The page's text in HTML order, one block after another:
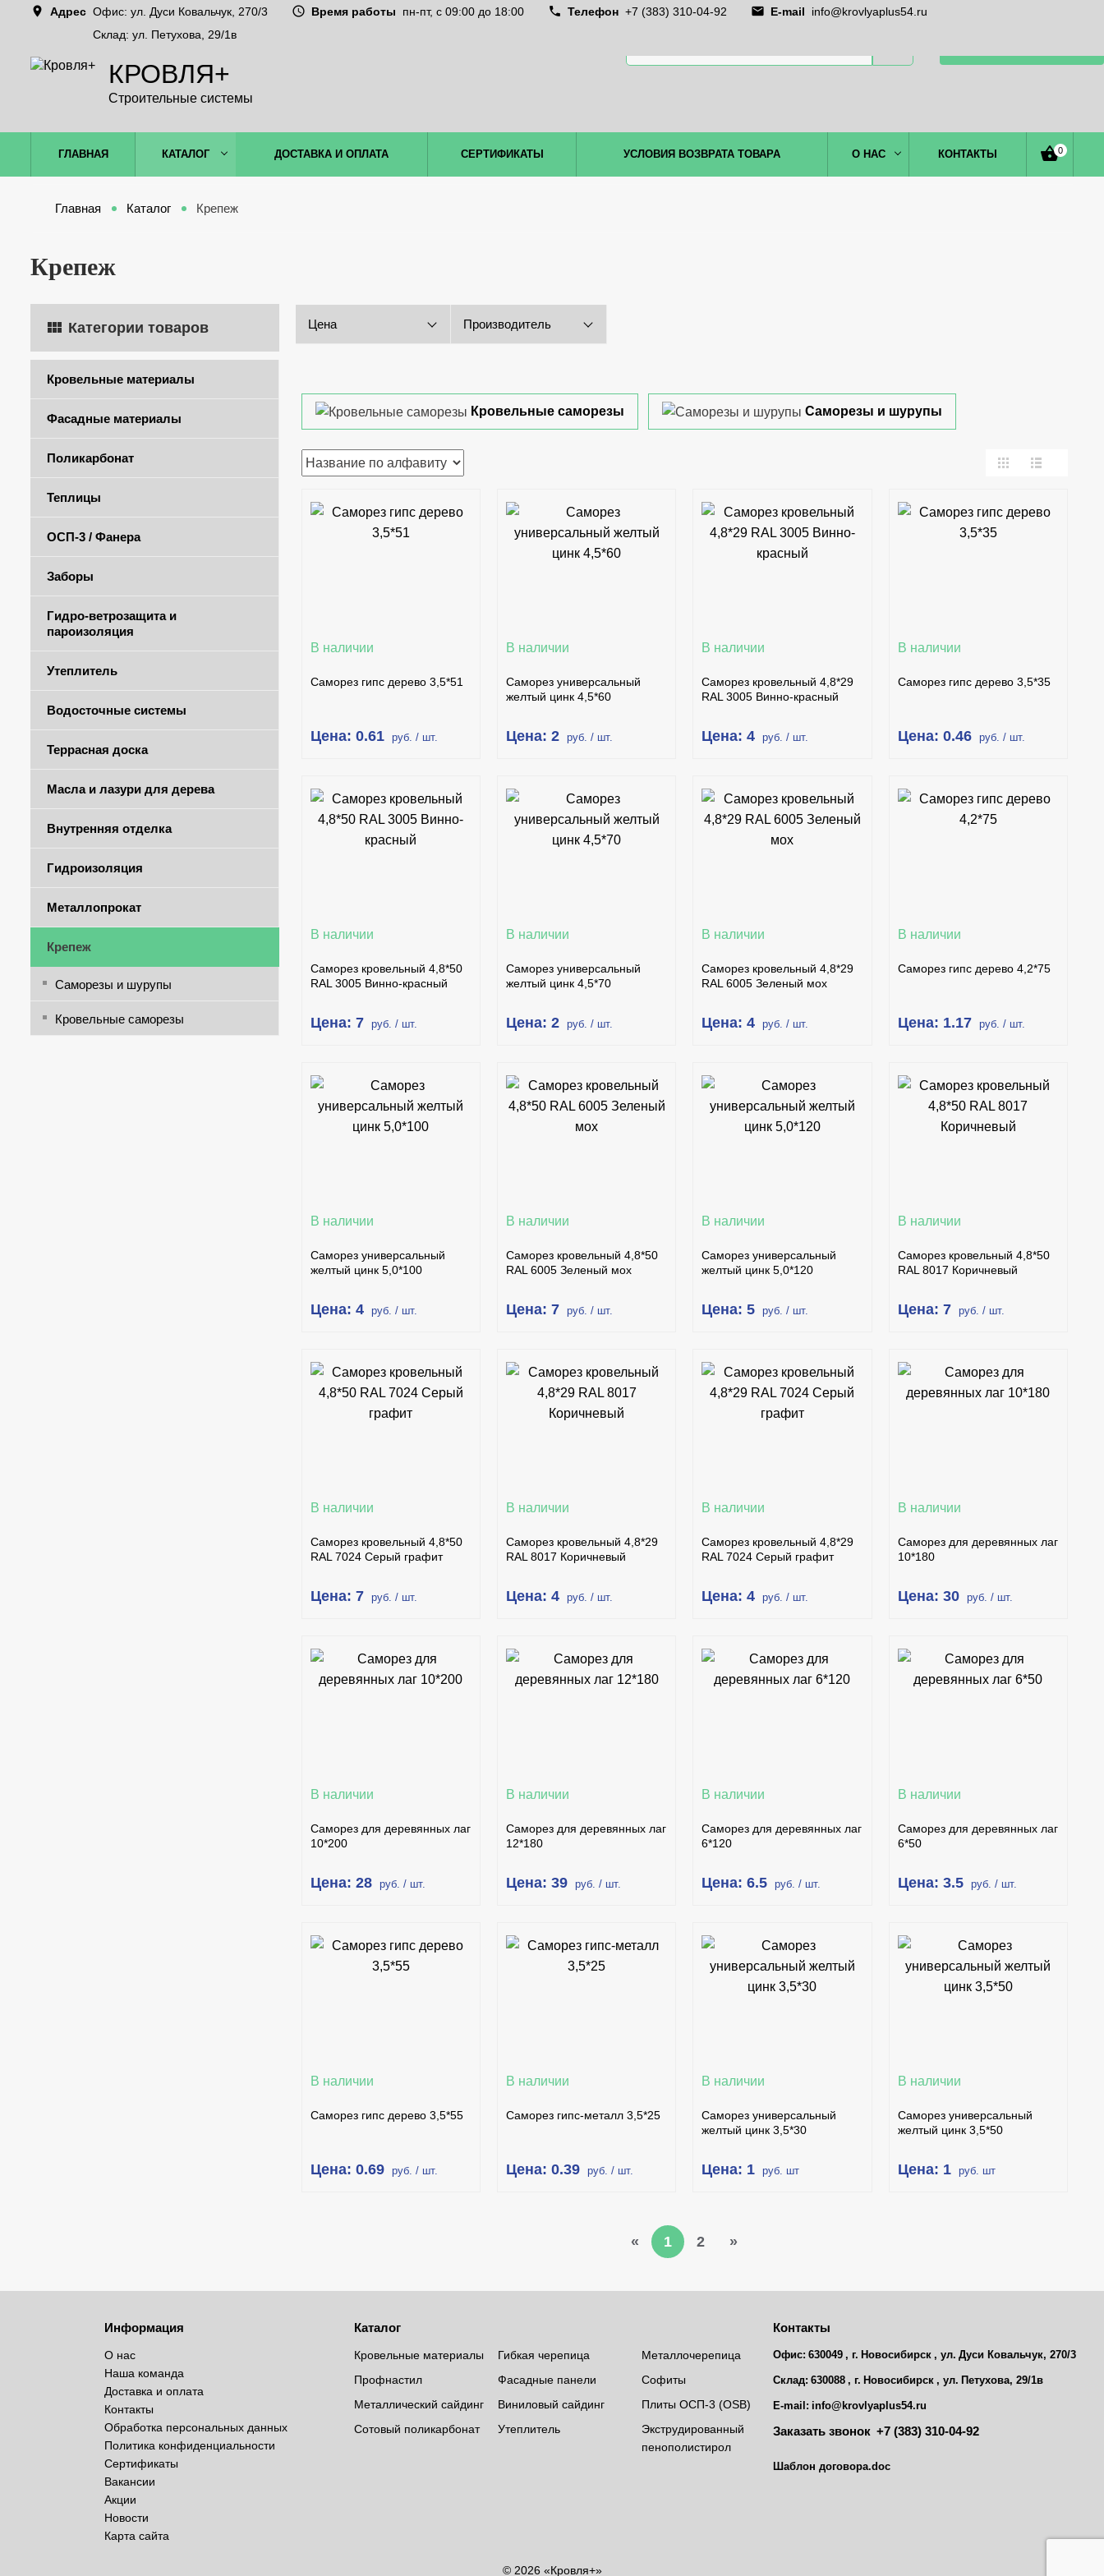
Адрес Офис: ул. Дуси Ковальчук, 270/3
Склад: ул. Петухова, 29/1в
Время работы пн-пт, c 09:00 до 18:00 Телефон +7 (383) 310-04-92 E-mail info@krovlyaplus54.ru
КРОВЛЯ+
Строительные системы
ГЛАВНАЯ КАТАЛОГ ДОСТАВКА И ОПЛАТА СЕРТИФИКАТЫ УСЛОВИЯ ВОЗВРАТА ТОВАРА О НАС КОНТАКТЫ 0
Главная Каталог Крепеж
Крепеж
Категории товаров
Кровельные материалы
Фасадные материалы
Поликарбонат
Теплицы
ОСП-3 / Фанера
Заборы
Гидро-ветрозащита и
пароизоляция
Утеплитель
Водосточные системы
Террасная доска
Масла и лазури для дерева
Внутренняя отделка
Гидроизоляция
Металлопрокат
Крепеж
Саморезы и шурупы
Кровельные саморезы
Цена Производитель
Кровельные саморезы Саморезы и шурупы
В КОРЗИНУ
В наличии
Саморез гипс дерево 3,5*51
Цена: 0.61 руб. / шт.
В КОРЗИНУ
КУПИТЬ В 1 КЛИК
В наличии
Саморез универсальный
желтый цинк 4,5*60
Цена: 2 руб. / шт.
В КОРЗИНУ
КУПИТЬ В 1 КЛИК
В наличии
Саморез кровельный 4,8*29
RAL 3005 Винно-красный
Цена: 4 руб. / шт.
В КОРЗИНУ
В наличии
Саморез гипс дерево 3,5*35
Цена: 0.46 руб. / шт.
В КОРЗИНУ
КУПИТЬ В 1 КЛИК
В наличии
Саморез кровельный 4,8*50
RAL 3005 Винно-красный
Цена: 7 руб. / шт.
В КОРЗИНУ
КУПИТЬ В 1 КЛИК
В наличии
Саморез универсальный
желтый цинк 4,5*70
Цена: 2 руб. / шт.
В КОРЗИНУ
КУПИТЬ В 1 КЛИК
В наличии
Саморез кровельный 4,8*29
RAL 6005 Зеленый мох
Цена: 4 руб. / шт.
В КОРЗИНУ
В наличии
Саморез гипс дерево 4,2*75
Цена: 1.17 руб. / шт.
В КОРЗИНУ
КУПИТЬ В 1 КЛИК
В наличии
Саморез универсальный
желтый цинк 5,0*100
Цена: 4 руб. / шт.
В КОРЗИНУ
КУПИТЬ В 1 КЛИК
В наличии
Саморез кровельный 4,8*50
RAL 6005 Зеленый мох
Цена: 7 руб. / шт.
В КОРЗИНУ
КУПИТЬ В 1 КЛИК
В наличии
Саморез универсальный
желтый цинк 5,0*120
Цена: 5 руб. / шт.
В КОРЗИНУ
КУПИТЬ В 1 КЛИК
В наличии
Саморез кровельный 4,8*50
RAL 8017 Коричневый
Цена: 7 руб. / шт.
В КОРЗИНУ
КУПИТЬ В 1 КЛИК
В наличии
Саморез кровельный 4,8*50
RAL 7024 Серый графит
Цена: 7 руб. / шт.
В КОРЗИНУ
КУПИТЬ В 1 КЛИК
В наличии
Саморез кровельный 4,8*29
RAL 8017 Коричневый
Цена: 4 руб. / шт.
В КОРЗИНУ
КУПИТЬ В 1 КЛИК
В наличии
Саморез кровельный 4,8*29
RAL 7024 Серый графит
Цена: 4 руб. / шт.
В КОРЗИНУ
В наличии
Саморез для деревянных лаг
10*180
Цена: 30 руб. / шт.
В КОРЗИНУ
В наличии
Саморез для деревянных лаг
10*200
Цена: 28 руб. / шт.
В КОРЗИНУ
В наличии
Саморез для деревянных лаг
12*180
Цена: 39 руб. / шт.
В КОРЗИНУ
В наличии
Саморез для деревянных лаг
6*120
Цена: 6.5 руб. / шт.
В КОРЗИНУ
В наличии
Саморез для деревянных лаг
6*50
Цена: 3.5 руб. / шт.
В КОРЗИНУ
В наличии
Саморез гипс дерево 3,5*55
Цена: 0.69 руб. / шт.
В КОРЗИНУ
В наличии
Саморез гипс-металл 3,5*25
Цена: 0.39 руб. / шт.
В КОРЗИНУ
КУПИТЬ В 1 КЛИК
В наличии
Саморез универсальный
желтый цинк 3,5*30
Цена: 1 руб. шт
В КОРЗИНУ
КУПИТЬ В 1 КЛИК
В наличии
Саморез универсальный
желтый цинк 3,5*50
Цена: 1 руб. шт
« 1 2 »
Информация
О нас
Наша команда
Доставка и оплата
Контакты
Обработка персональных данных
Политика конфиденциальности
Сертификаты
Вакансии
Акции
Новости
Карта сайта
Каталог
Кровельные материалы Гибкая черепица
Металлочерепица
Профнастил
Фасадные панели
Софиты
Металлический сайдинг
Виниловый сайдинг
Плиты ОСП-3 (OSB)
Сотовый поликарбонат
Утеплитель
Экструдированный
пенополистирол
Контакты
Офис: 630049 , г. Новосибирск , ул. Дуси Ковальчук, 270/3
Склад: 630088 , г. Новосибирск , ул. Петухова, 29/1в
E-mail: info@krovlyaplus54.ru
Заказать звонок +7 (383) 310-04-92
Шаблон договора.doc
© 2026 «Кровля+»